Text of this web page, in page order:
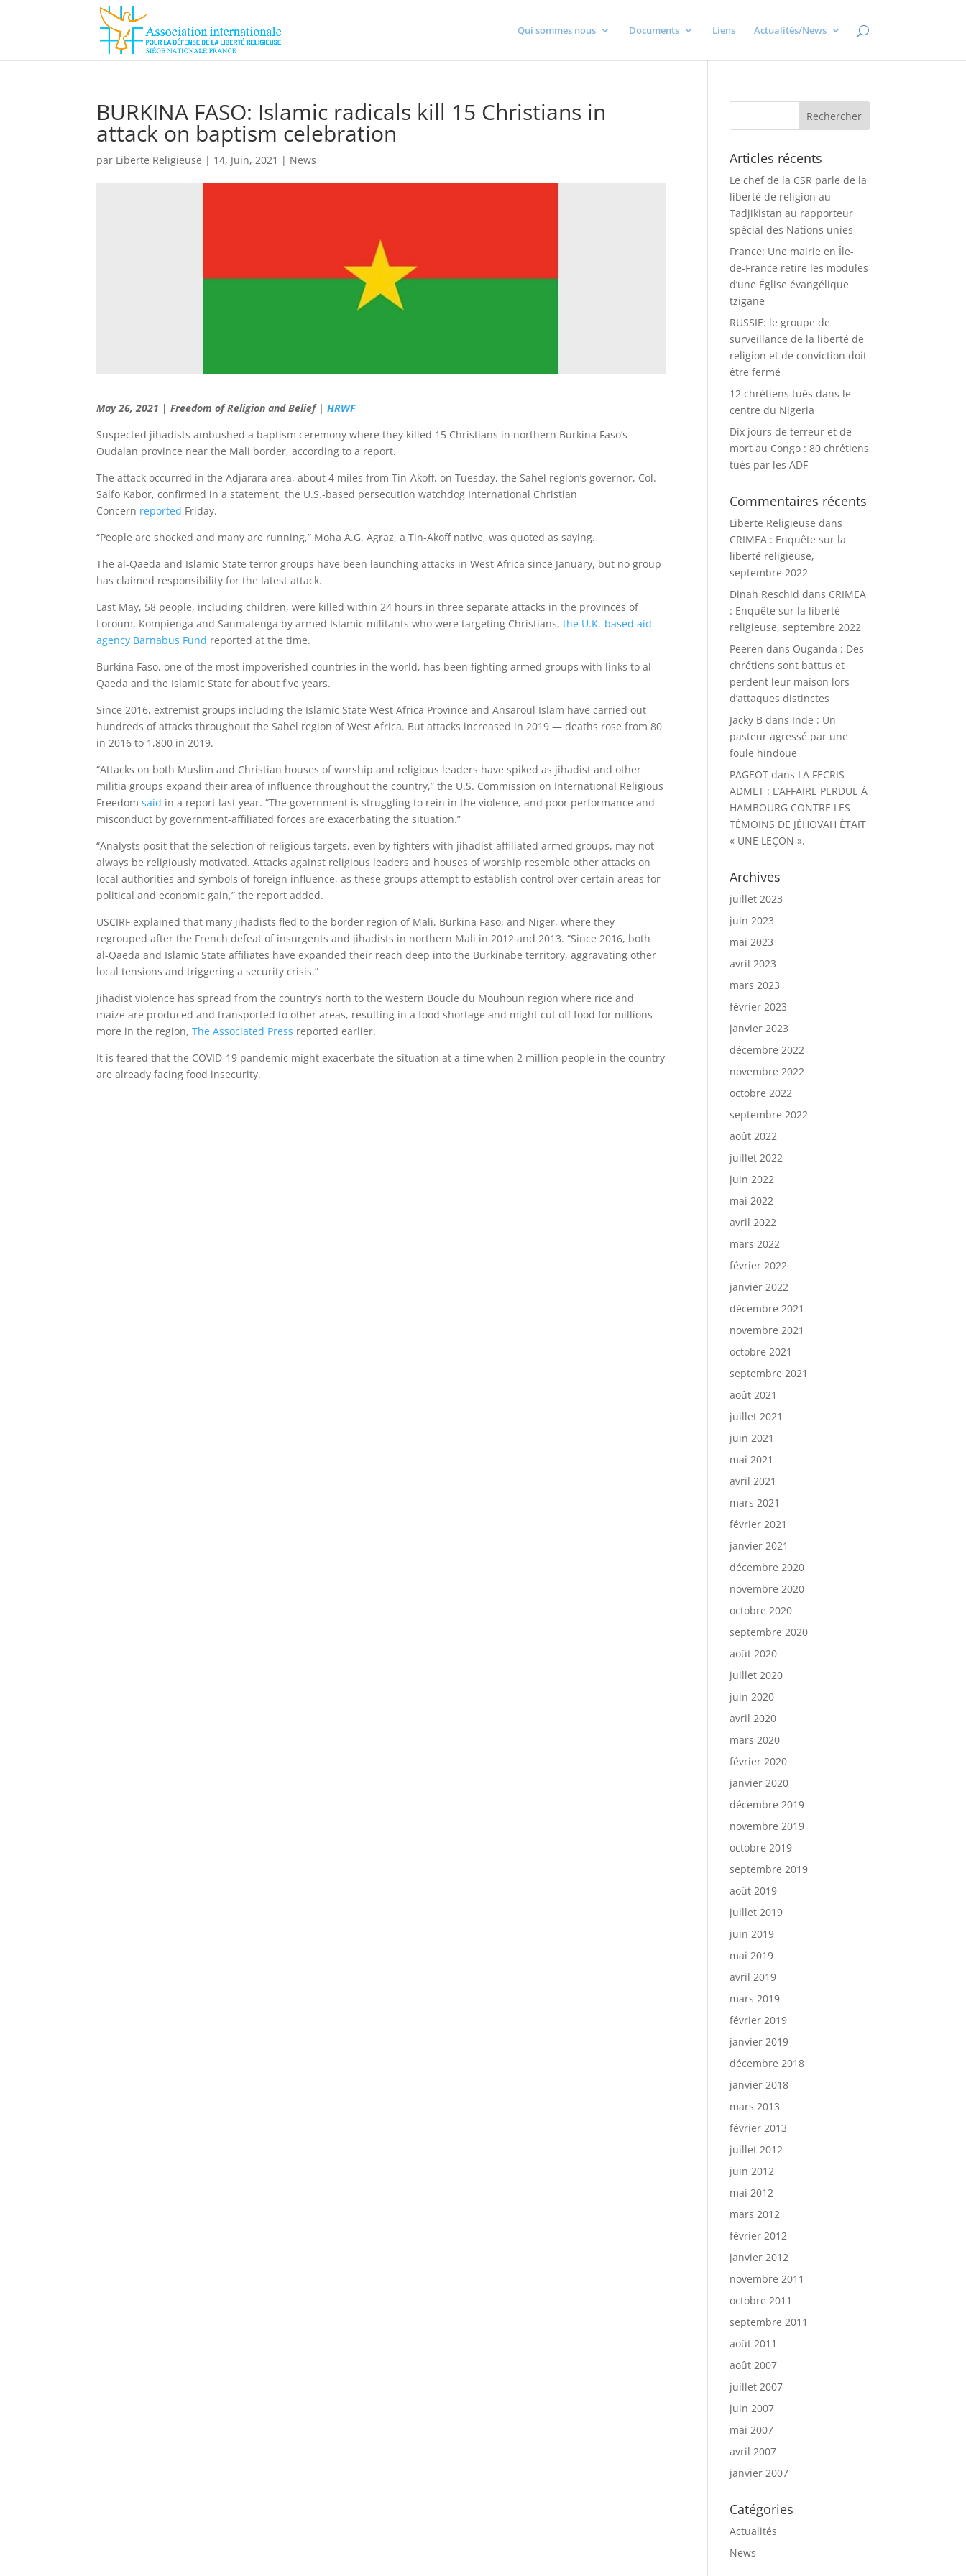
Qui sommes nous Documents Liens Actualités/News
BURKINA FASO: Islamic radicals kill 15 Christians in
attack on baptism celebration
par Liberte Religieuse | 14, Juin, 2021 | News
May 26, 2021 | Freedom of Religion and Belief |HRWF
Suspected jihadists ambushed a baptism ceremony where they killed 15 Christians in northern Burkina Faso’s
Oudalan province near the Mali border, according to a report.
The attack occurred in the Adjarara area, about 4 miles from Tin-Akoff, on Tuesday, the Sahel region’s governor, Col.
Salfo Kabor, confirmed in a statement, the U.S.-based persecution watchdog International Christian
Concern reported Friday.
“People are shocked and many are running,” Moha A.G. Agraz, a Tin-Akoff native, was quoted as saying.
The al-Qaeda and Islamic State terror groups have been launching attacks in West Africa since January, but no group
has claimed responsibility for the latest attack.
Last May, 58 people, including children, were killed within 24 hours in three separate attacks in the provinces of
Loroum, Kompienga and Sanmatenga by armed Islamic militants who were targeting Christians, the U.K.-based aid
agency Barnabus Fund reported at the time.
Burkina Faso, one of the most impoverished countries in the world, has been fighting armed groups with links to al-
Qaeda and the Islamic State for about five years.
Since 2016, extremist groups including the Islamic State West Africa Province and Ansaroul Islam have carried out
hundreds of attacks throughout the Sahel region of West Africa. But attacks increased in 2019 — deaths rose from 80
in 2016 to 1,800 in 2019.
“Attacks on both Muslim and Christian houses of worship and religious leaders have spiked as jihadist and other
militia groups expand their area of influence throughout the country,” the U.S. Commission on International Religious
Freedomsaid in a report last year. “The government is struggling to rein in the violence, and poor performance and
misconduct by government-affiliated forces are exacerbating the situation.”
“Analysts posit that the selection of religious targets, even by fighters with jihadist-affiliated armed groups, may not
always be religiously motivated. Attacks against religious leaders and houses of worship resemble other attacks on
local authorities and symbols of foreign influence, as these groups attempt to establish control over certain areas for
political and economic gain,” the report added.
USCIRF explained that many jihadists fled to the border region of Mali, Burkina Faso, and Niger, where they
regrouped after the French defeat of insurgents and jihadists in northern Mali in 2012 and 2013. “Since 2016, both
al-Qaeda and Islamic State affiliates have expanded their reach deep into the Burkinabe territory, aggravating other
local tensions and triggering a security crisis.”
Jihadist violence has spread from the country’s north to the western Boucle du Mouhoun region where rice and
maize are produced and transported to other areas, resulting in a food shortage and might cut off food for millions
more in the region, The Associated Press reported earlier.
It is feared that the COVID-19 pandemic might exacerbate the situation at a time when 2 million people in the country
are already facing food insecurity.
Articles récents
Le chef de la CSR parle de la
liberté de religion au
Tadjikistan au rapporteur
spécial des Nations unies
France: Une mairie en Île-
de-France retire les modules
d’une Église évangélique
tzigane
RUSSIE: le groupe de
surveillance de la liberté de
religion et de conviction doit
être fermé
12 chrétiens tués dans le
centre du Nigeria
Dix jours de terreur et de
mort au Congo : 80 chrétiens
tués par les ADF
Commentaires récents
Liberte Religieuse dans
CRIMEA : Enquête sur la
liberté religieuse,
septembre 2022
Dinah Reschid dans CRIMEA
: Enquête sur la liberté
religieuse, septembre 2022
Peeren dans Ouganda : Des
chrétiens sont battus et
perdent leur maison lors
d’attaques distinctes
Jacky B dans Inde : Un
pasteur agressé par une
foule hindoue
PAGEOT dans LA FECRIS
ADMET : L’AFFAIRE PERDUE À
HAMBOURG CONTRE LES
TÉMOINS DE JÉHOVAH ÉTAIT
« UNE LEÇON ».
Archives
juillet 2023
juin 2023
mai 2023
avril 2023
mars 2023
février 2023
janvier 2023
décembre 2022
novembre 2022
octobre 2022
septembre 2022
août 2022
juillet 2022
juin 2022
mai 2022
avril 2022
mars 2022
février 2022
janvier 2022
décembre 2021
novembre 2021
octobre 2021
septembre 2021
août 2021
juillet 2021
juin 2021
mai 2021
avril 2021
mars 2021
février 2021
janvier 2021
décembre 2020
novembre 2020
octobre 2020
septembre 2020
août 2020
juillet 2020
juin 2020
avril 2020
mars 2020
février 2020
janvier 2020
décembre 2019
novembre 2019
octobre 2019
septembre 2019
août 2019
juillet 2019
juin 2019
mai 2019
avril 2019
mars 2019
février 2019
janvier 2019
décembre 2018
janvier 2018
mars 2013
février 2013
juillet 2012
juin 2012
mai 2012
mars 2012
février 2012
janvier 2012
novembre 2011
octobre 2011
septembre 2011
août 2011
août 2007
juillet 2007
juin 2007
mai 2007
avril 2007
janvier 2007
Catégories
Actualités
News